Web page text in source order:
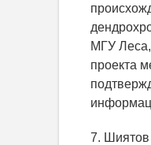
МГУ
проекта
7. Шиятов